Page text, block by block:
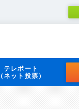
テレボート
（ネット投票）